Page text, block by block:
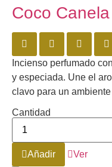
Coco
Incienso perfumado
y especiada. Une el
clavo para un
Cantidad
Añadir Ver